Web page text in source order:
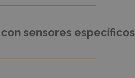
sensores específicos